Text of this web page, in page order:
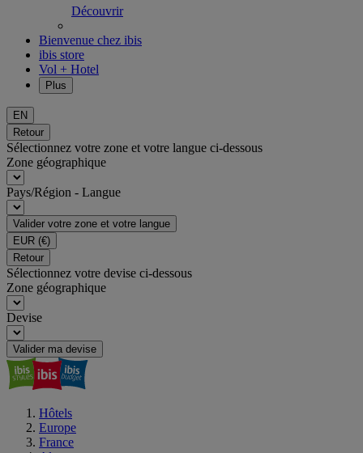
Découvrir
Bienvenue chez ibis
ibis store
Vol + Hotel
Plus
EN
Retour
Sélectionnez votre zone et votre langue ci-dessous
Zone géographique
Pays/Région - Langue
Valider votre zone et votre langue
EUR (€)
Retour
Sélectionnez votre devise ci-dessous
Zone géographique
Devise
Valider ma devise
Hôtels
Europe
France